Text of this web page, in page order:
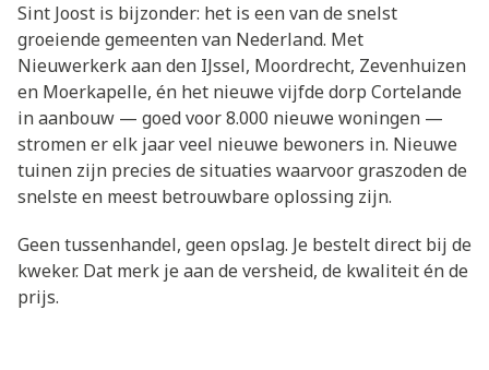
Sint Joost is bijzonder: het is een van de snelst
groeiende gemeenten van Nederland. Met
Nieuwerkerk aan den IJssel, Moordrecht, Zevenhuizen
en Moerkapelle, én het nieuwe vijfde dorp Cortelande
in aanbouw — goed voor 8.000 nieuwe woningen —
stromen er elk jaar veel nieuwe bewoners in. Nieuwe
tuinen zijn precies de situaties waarvoor graszoden de
snelste en meest betrouwbare oplossing zijn.
Geen tussenhandel, geen opslag. Je bestelt direct bij de
kweker. Dat merk je aan de versheid, de kwaliteit én de
prijs.